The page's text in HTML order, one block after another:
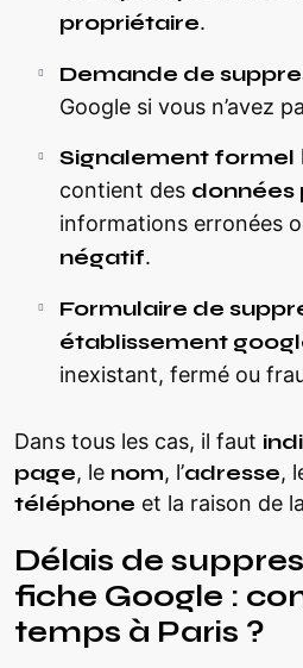
propriétaire.
Demande de
Google si vous n’avez
Signalement formel
contient des données
informations erronées
négatif.
Formulaire de
établissement
inexistant, fermé ou
Dans tous les cas, il faut
page, le nom, l’adresse,
téléphone et la raison de
Délais de
fiche Google :
temps à Paris ?